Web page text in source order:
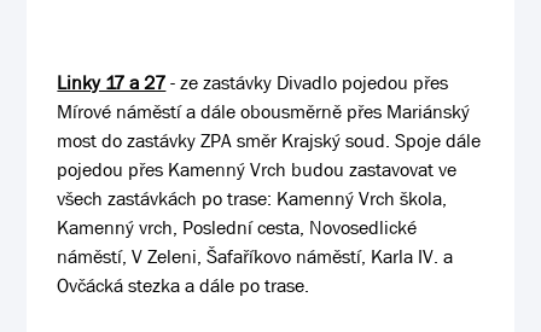
Linky 17 a 27- ze zastávky Divadlo pojedou přes
Mírové náměstí a dále obousměrně přes Mariánský
most do zastávky ZPA směr Krajský soud. Spoje dále
pojedou přes Kamenný Vrch budou zastavovat ve
všech zastávkách po trase: Kamenný Vrch škola,
Kamenný vrch, Poslední cesta, Novosedlické
náměstí, V Zeleni, Šafaříkovo náměstí, Karla IV. a
Ovčácká stezka a dále po trase.